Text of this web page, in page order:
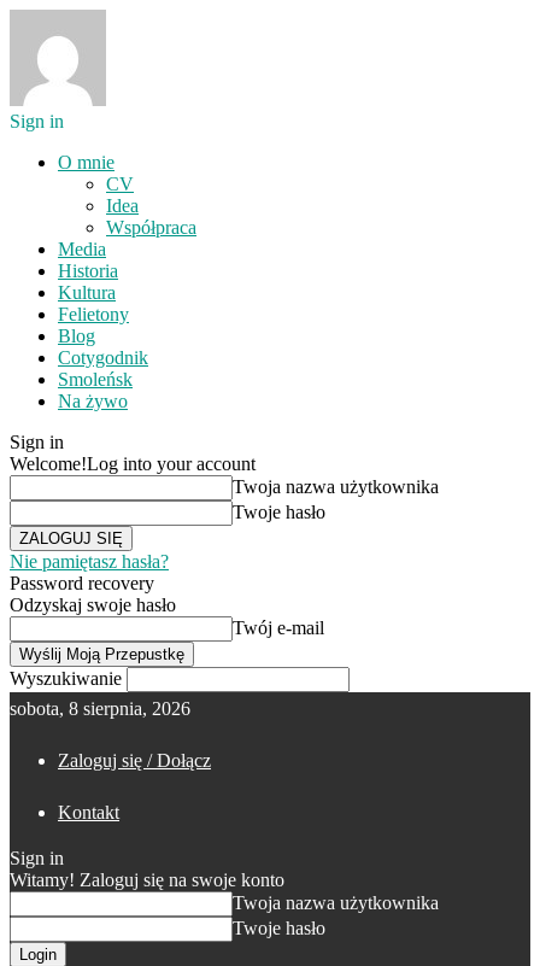
Sign in
O mnie
CV
Idea
Współpraca
Media
Historia
Kultura
Felietony
Blog
Cotygodnik
Smoleńsk
Na żywo
Sign in
Welcome!Log into your account
Twoja nazwa użytkownika
Twoje hasło
Nie pamiętasz hasła?
Password recovery
Odzyskaj swoje hasło
Twój e-mail
Wyszukiwanie
sobota, 8 sierpnia, 2026
Zaloguj się / Dołącz
Kontakt
Sign in
Witamy! Zaloguj się na swoje konto
Twoja nazwa użytkownika
Twoje hasło